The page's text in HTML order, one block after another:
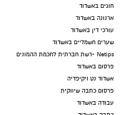
חוגים באשדוד
ארנונה באשדוד
עורכי דין באשדוד
שערים חשמליים באשדוד
Netips -רשת חברתית לחכמת ההמונים
פרסום באשדוד
אשדוד נט ויקיפדיה
פרסום כתבה שיווקית
עבודה באשדוד